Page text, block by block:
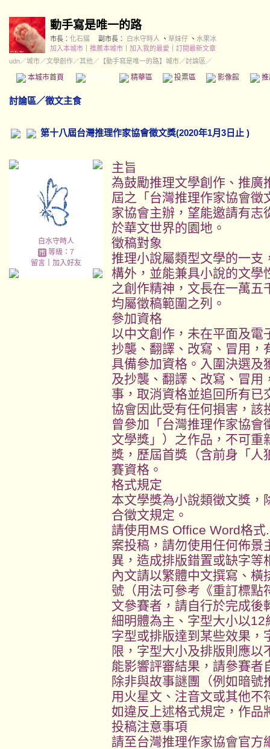
動手寫是唯一的路
市長： 化石貓 副市長： 白水守時人 、 草妹仔 、 水果冰
加入本城市
推薦本城市 加入我的最愛
訂閱最新文章
udn／城市／文學創作／其他 ／ 【動手寫是唯一的路】城市／討論區／
本城市首頁 精華區 投票區 影像館
討論區／徵文主食
第十八屆台灣推理作家協會徵文獎(2020年1月3日止 )
白水守時人
等級：7
留言｜ 加入好友
主旨
為鼓勵推理文學創作、推廣
屆之「台灣推理作家協會徵
家協會主辦，望能邀請有志
於華文世界的園地。
徵稿對象
推理小說屬類型文學的一支
構外，並能兼具小說的文學
之創作精神，文長在一萬五
均屬徵稿範圍之列。
參加資格
以中文創作，未在平面及電
抄襲、翻譯、改寫、冒用，
具備參加資格。入圍決選及
及抄襲、翻譯、改寫、冒用
事，取消資格並追回所有已
協會因此受有任何損害，該
曾參加「台灣推理作家協會
文學獎」）之作品，不可重
獎，歷屆首獎（含前身「人
賽資格。
格式規定
本文學獎為小說類徵文獎，
合徵文規定。
請使用MS Office Word格
案投稿，請勿使用任何佈景
異，造成排版錯置或缺字等
內文請以繁體中文撰寫、橫
號（用法可參考《重訂標點
文參賽者，請自行於完成後
細明體為主、字型大小以
字型或排版達到某些效果，
限，字型大小及排版則應
能影響評審結果，請參賽者
除非與故事謎團（例如暗
用火星文、注音文或其他不
如違反上述格式規定，作品
投稿注意事項
請至台灣推理作家協會官方